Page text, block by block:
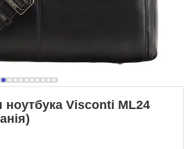
ноутбука Visconti ML24